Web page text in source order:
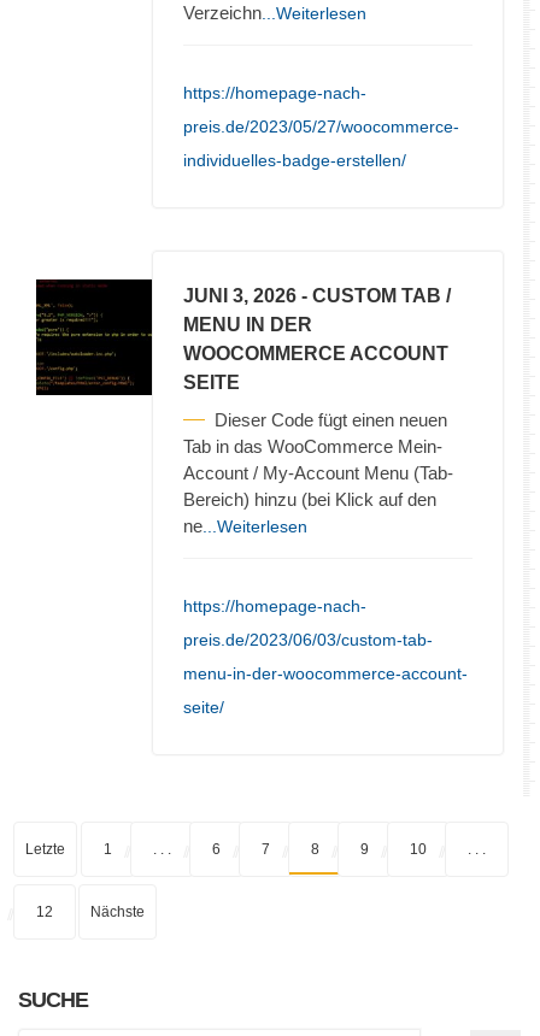
Verzeichn ...Weiterlesen
https://homepage-nach-
preis.de/2023/05/27/woocommerce-
individuelles-badge-erstellen/
JUNI 3, 2026 - CUSTOM TAB /
MENU IN DER
WOOCOMMERCE ACCOUNT
SEITE
Dieser Code fügt einen neuen
Tab in das WooCommerce Mein-
Account / My-Account Menu (Tab-
Bereich) hinzu (bei Klick auf den
ne ...Weiterlesen
https://homepage-nach-
preis.de/2023/06/03/custom-tab-
menu-in-der-woocommerce-account-
seite/
Letzte 1 6 7 8 9 10
12 Nächste
SUCHE